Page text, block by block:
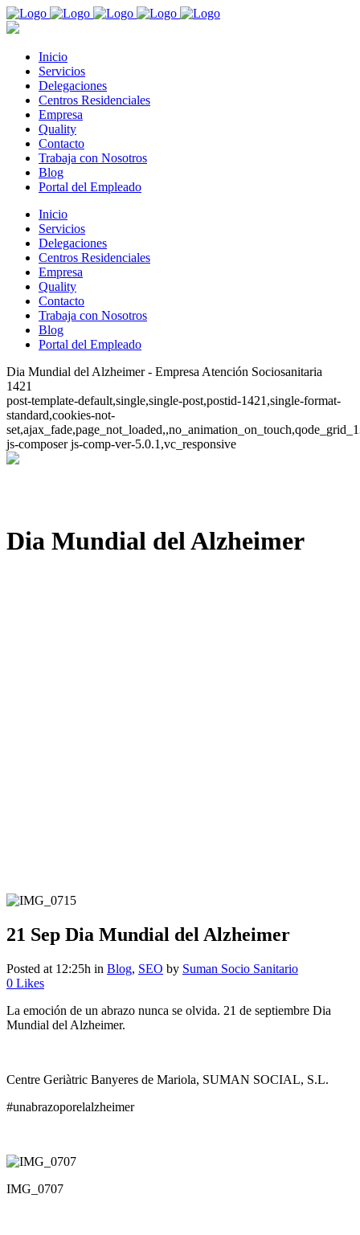
Inicio
Servicios
Delegaciones
Centros Residenciales
Empresa
Quality
Contacto
Trabaja con Nosotros
Blog
Portal del Empleado
Inicio
Servicios
Delegaciones
Centros Residenciales
Empresa
Quality
Contacto
Trabaja con Nosotros
Blog
Portal del Empleado
Dia Mundial del Alzheimer - Empresa Atención Sociosanitaria
1421
post-template-default,single,single-post,postid-1421,single-format-
standard,cookies-not-
js-composer js-comp-ver-5.0.1,vc_responsive
Dia Mundial del Alzheimer
21 Sep Dia Mundial del Alzheimer
Posted at 12:25h in Blog, SEO by Suman Socio Sanitario
0 Likes
La emoción de un abrazo nunca se olvida. 21 de septiembre Dia
Mundial del Alzheimer.
Centre Geriàtric Banyeres de Mariola, SUMAN SOCIAL, S.L.
#unabrazoporelalzheimer
IMG_0707